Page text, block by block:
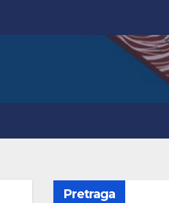
Pretraga